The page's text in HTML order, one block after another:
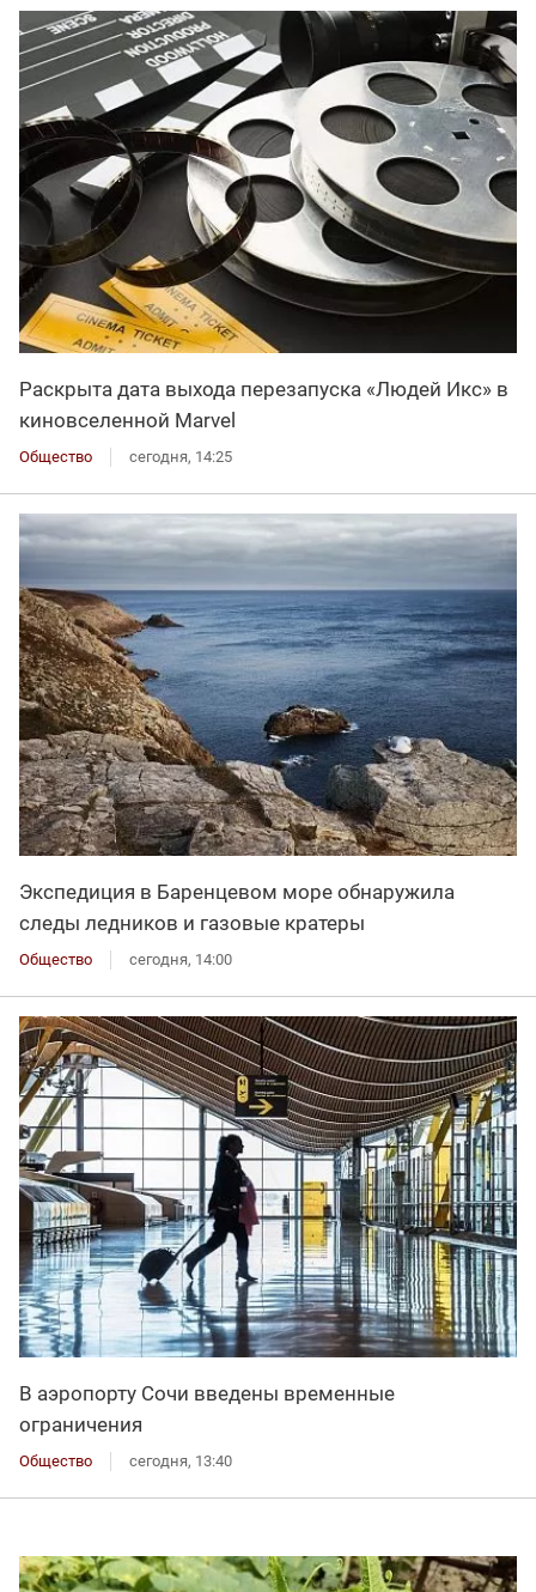
Раскрыта дата выхода перезапуска «Людей Икс» в
киновселенной Marvel
Общество сегодня, 14:25
Экспедиция в Баренцевом море обнаружила
следы ледников и газовые кратеры
Общество сегодня, 14:00
В аэропорту Сочи введены временные
ограничения
Общество сегодня, 13:40